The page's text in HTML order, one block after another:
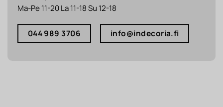
Ma-Pe 11-20 La 11-18 Su 12-18
044 989 3706 info@indecoria.fi